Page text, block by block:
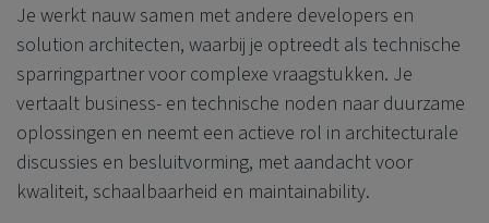
Je werkt nauw samen met andere developers en
solution architecten, waarbij je optreedt als technische
sparringpartner voor complexe vraagstukken. Je
vertaalt business- en technische noden naar duurzame
oplossingen en neemt een actieve rol in architecturale
discussies en besluitvorming, met aandacht voor
kwaliteit, schaalbaarheid en maintainability.